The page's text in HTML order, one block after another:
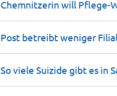
Chemnitzerin will Pflege-
Post betreibt weniger
So viele Suizide gibt es in